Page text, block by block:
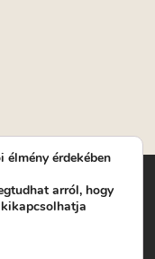
Kft. | Működési
Kálvária tér 6. |
14. | Titkárság:
érdekében
arról, hogy